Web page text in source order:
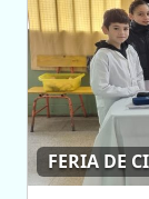
FERIA DE